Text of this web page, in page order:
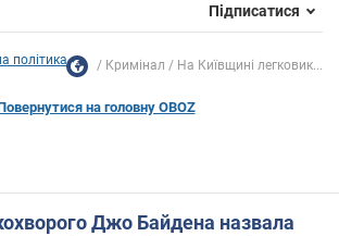
Підписатися
політика Кримінал На Київщині легковик...
на головну OBOZ
Джо Байдена назвала